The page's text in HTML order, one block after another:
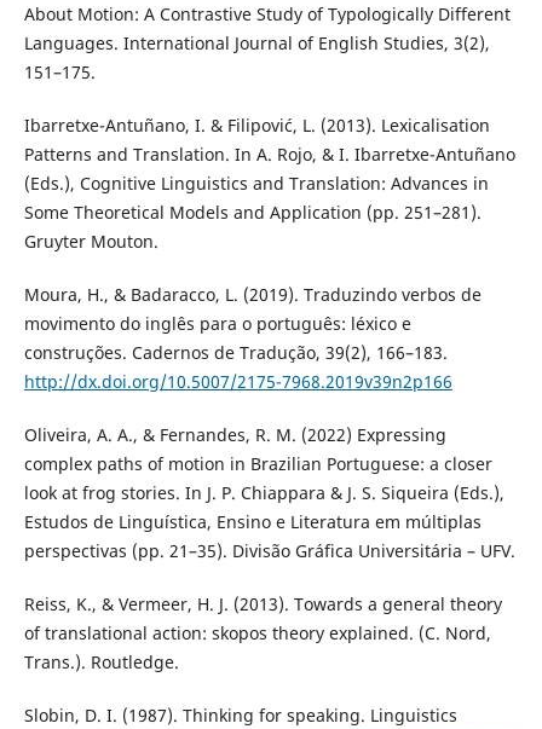
About Motion: A Contrastive Study of Typologically Different
Languages. International Journal of English Studies, 3(2),
151–175.
Ibarretxe-Antuñano, I. & Filipović, L. (2013). Lexicalisation
Patterns and Translation. In A. Rojo, & I. Ibarretxe-Antuñano
(Eds.), Cognitive Linguistics and Translation: Advances in
Some Theoretical Models and Application (pp. 251–281).
Gruyter Mouton.
Moura, H., & Badaracco, L. (2019). Traduzindo verbos de
movimento do inglês para o português: léxico e
construções. Cadernos de Tradução, 39(2), 166–183.
http://dx.doi.org/10.5007/2175-7968.2019v39n2p166
Oliveira, A. A., & Fernandes, R. M. (2022) Expressing
complex paths of motion in Brazilian Portuguese: a closer
look at frog stories. In J. P. Chiappara & J. S. Siqueira (Eds.),
Estudos de Linguística, Ensino e Literatura em múltiplas
perspectivas (pp. 21–35). Divisão Gráfica Universitária – UFV.
Reiss, K., & Vermeer, H. J. (2013). Towards a general theory
of translational action: skopos theory explained. (C. Nord,
Trans.). Routledge.
Slobin, D. I. (1987). Thinking for speaking. Linguistics